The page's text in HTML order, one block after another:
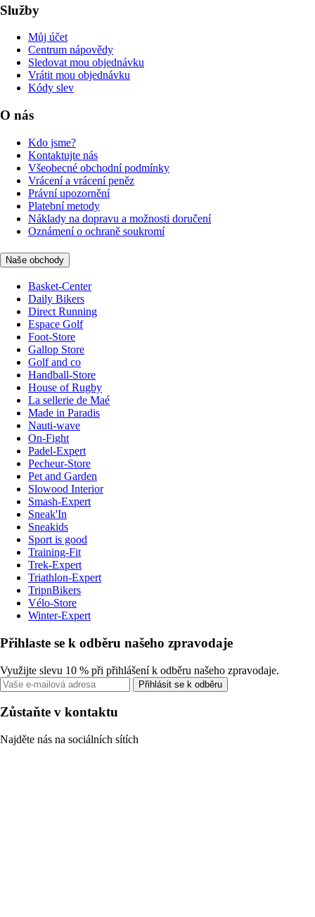
Služby
Můj účet
Centrum nápovědy
Sledovat mou objednávku
Vrátit mou objednávku
Kódy slev
O nás
Kdo jsme?
Kontaktujte nás
Všeobecné obchodní podmínky
Vrácení a vrácení peněz
Právní upozornění
Platební metody
Náklady na dopravu a možnosti doručení
Oznámení o ochraně soukromí
Naše obchody
Basket-Center
Daily Bikers
Direct Running
Espace Golf
Foot-Store
Gallop Store
Golf and co
Handball-Store
House of Rugby
La sellerie de Maé
Made in Paradis
Nauti-wave
On-Fight
Padel-Expert
Pecheur-Store
Pet and Garden
Slowood Interior
Smash-Expert
Sneak'In
Sneakids
Sport is good
Training-Fit
Trek-Expert
Triathlon-Expert
TripnBikers
Vélo-Store
Winter-Expert
Přihlaste se k odběru našeho zpravodaje
Využijte slevu 10 % při přihlášení k odběru našeho zpravodaje.
Přihlásit se k odběru
Zůstaňte v kontaktu
Najděte nás na sociálních sítích